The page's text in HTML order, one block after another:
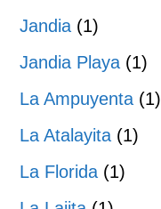
Jandia (1)
Jandia Playa (1)
La Ampuyenta (1)
La Atalayita (1)
La Florida (1)